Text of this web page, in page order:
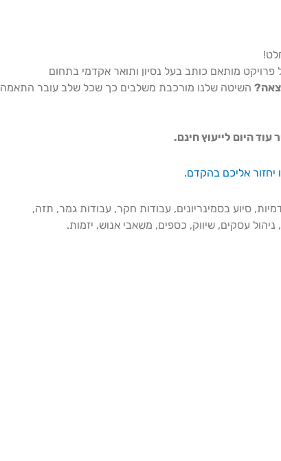
פרויקט מותאם כותב בעל נסיון ותואר אקדמי בתחום
השיטה שלנו מורכבת משלבים כך שכל שלב עובר התאמה
היום לייעוץ חינם.
יחזור אליכם בהקדם.
סיוע בסמינריונים, עבודות חקר, עבודות גמר, תזה,
עסקים, שיווק, כספים, משאבי אנוש, יזמות.